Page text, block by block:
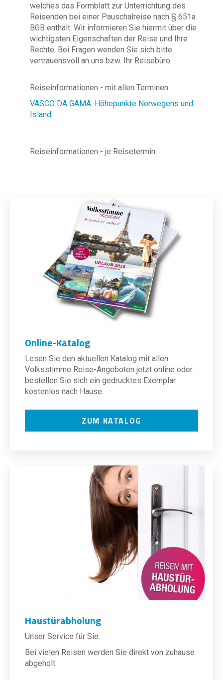
welches das Formblatt zur Unterrichtung des
Reisenden bei einer Pauschalreise nach § 651a
BGB enthält. Wir informieren Sie hiermit über die
wichtigsten Eigenschaften der Reise und Ihre
Rechte. Bei Fragen wenden Sie sich bitte
vertrauensvoll an uns bzw. Ihr Reisebüro.
Reiseinformationen - mit allen Terminen
VASCO DA GAMA: Höhepunkte Norwegens und
Island
Reiseinformationen - je Reisetermin
Online-Katalog
Lesen Sie den aktuellen Katalog mit allen
Volksstimme Reise-Angeboten jetzt online oder
bestellen Sie sich ein gedrucktes Exemplar
kostenlos nach Hause.
ZUM KATALOG
Haustürabholung
Unser Service für Sie:
Bei vielen Reisen werden Sie direkt von zuhause
abgeholt.